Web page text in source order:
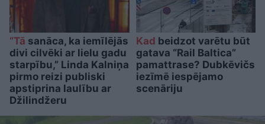
“Tā sanāca, ka iemīlējās
divi cilvēki ar lielu gadu
starpību,” Linda Kalniņa
pirmo reizi publiski
apstiprina laulību ar
Džilindžeru
Kad beidzot varētu būt
gatava “Rail Baltica”
pamattrase? Dubkēvičs
iezīmē iespējamo
scenāriju